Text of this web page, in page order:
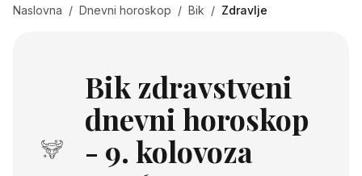
Naslovna / Dnevni horoskop / Bik / Zdravlje
Bik zdravstveni
dnevni horoskop
- 9. kolovoza